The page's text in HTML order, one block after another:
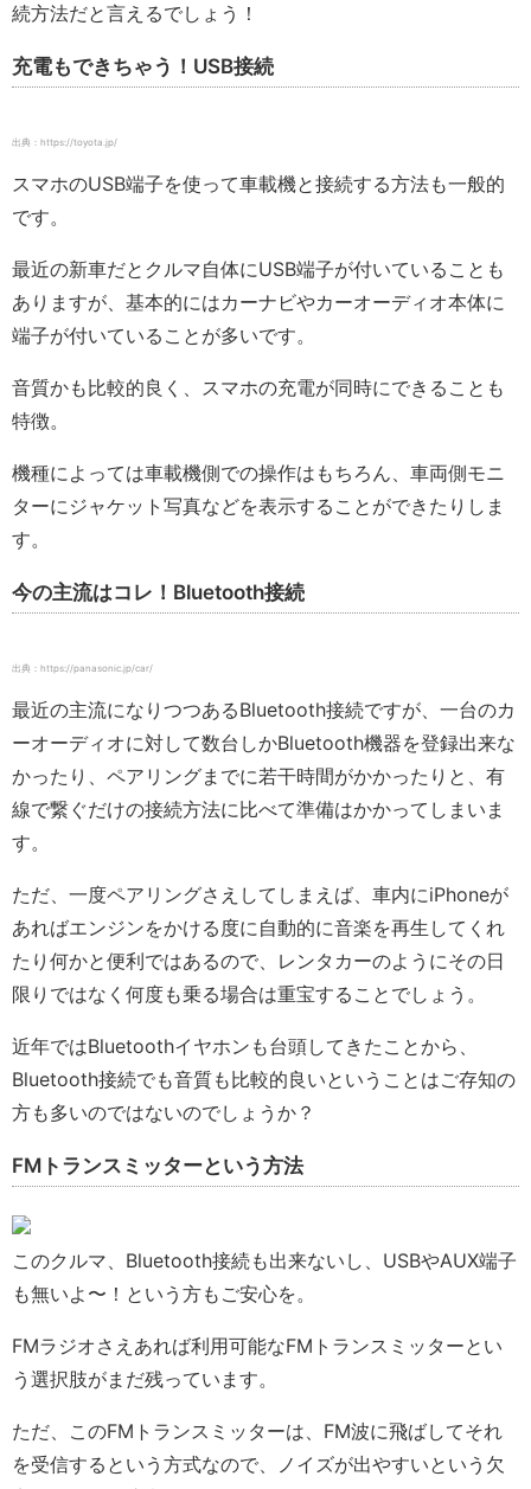
続方法だと言えるでしょう！
充電もできちゃう！USB接続
出典：https://toyota.jp/
スマホのUSB端子を使って車載機と接続する方法も一般的
です。
最近の新車だとクルマ自体にUSB端子が付いていることも
ありますが、基本的にはカーナビやカーオーディオ本体に
端子が付いていることが多いです。
音質かも比較的良く、スマホの充電が同時にできることも
特徴。
機種によっては車載機側での操作はもちろん、車両側モニ
ターにジャケット写真などを表示することができたりしま
す。
今の主流はコレ！Bluetooth接続
出典：https://panasonic.jp/car/
最近の主流になりつつあるBluetooth接続ですが、一台のカ
ーオーディオに対して数台しかBluetooth機器を登録出来な
かったり、ペアリングまでに若干時間がかかったりと、有
線で繋ぐだけの接続方法に比べて準備はかかってしまいま
す。
ただ、一度ペアリングさえしてしまえば、車内にiPhoneが
あればエンジンをかける度に自動的に音楽を再生してくれ
たり何かと便利ではあるので、レンタカーのようにその日
限りではなく何度も乗る場合は重宝することでしょう。
近年ではBluetoothイヤホンも台頭してきたことから、
Bluetooth接続でも音質も比較的良いということはご存知の
方も多いのではないのでしょうか？
FMトランスミッターという方法
このクルマ、Bluetooth接続も出来ないし、USBやAUX端子
も無いよ〜！という方もご安心を。
FMラジオさえあれば利用可能なFMトランスミッターとい
う選択肢がまだ残っています。
ただ、このFMトランスミッターは、FM波に飛ばしてそれ
を受信するという方式なので、ノイズが出やすいという欠